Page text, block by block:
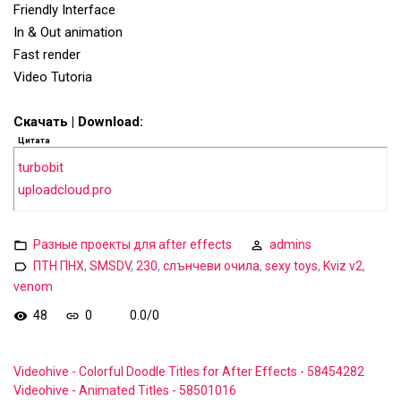
Friendly Interface
In & Out animation
Fast render
Video Tutoria
Скачать | Download:
Цитата
turbobit
uploadcloud.pro
Разные проекты для after effects
admins
ПТН ПНХ, SMSDV, 230, слънчеви очила, sexy toys, Kviz v2,
venom
48
0 0.0/0
Videohive - Colorful Doodle Titles for After Effects - 58454282
Videohive - Animated Titles - 58501016